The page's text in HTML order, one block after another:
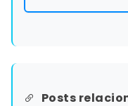
Posts